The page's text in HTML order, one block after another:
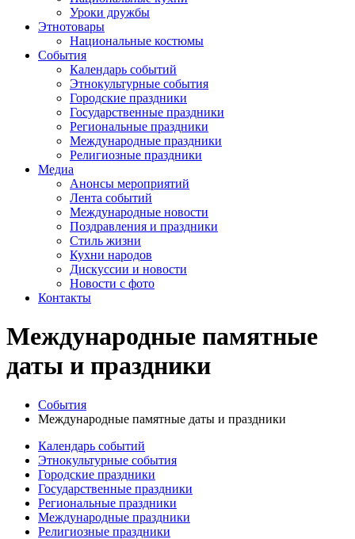
Уроки дружбы
Этнотовары
Национальные костюмы
События
Календарь событий
Этнокультурные события
Городские праздники
Государственные праздники
Региональные праздники
Международные праздники
Религиозные праздники
Медиа
Анонсы мероприятий
Лента событий
Международные новости
Поздравления и праздники
Cтиль жизни
Кухни народов
Дискуссии и новости
Новости с фото
Контакты
Международные памятные
даты и праздники
События
Международные памятные даты и праздники
Календарь событий
Этнокультурные события
Городские праздники
Государственные праздники
Региональные праздники
Международные праздники
Религиозные праздники